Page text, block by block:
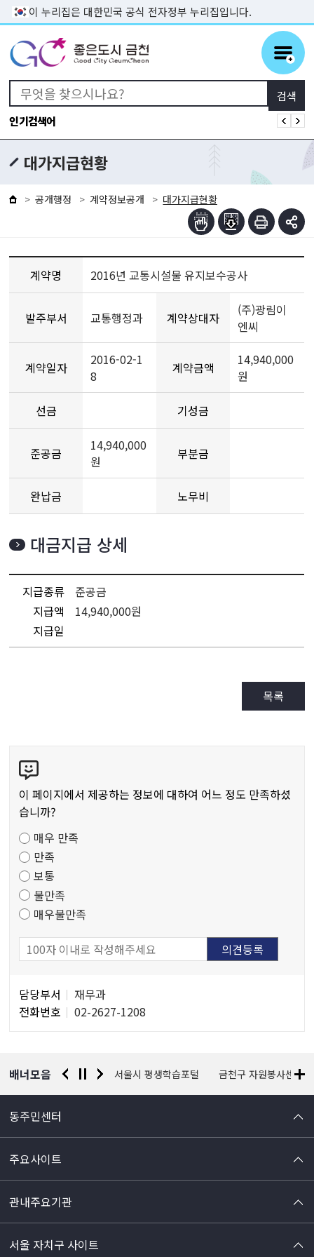
본문 바로가기
이 누리집은 대한민국 공식 전자정부 누리집입니다.
인기검색어
대가지급현황
공개행정 계약정보공개 대가지급현황
계약명 2016년 교통시설물 유지보수공사
발주부서 교통행정과 계약상대자
(주)광림이
엔씨
계약일자
2016-02-1
8
계약금액
14,940,000
원
선금 기성금
준공금
14,940,000
원
부분금
완납금 노무비
대금지급 상세
지급종류
준공금
지급액
14,940,000원
지급일
목록
텐
츠
만
도
조
사
이 페이지에서 제공하는 정보에 대하여 어느 정도 만족하셨
습니까?
매우 만족
만족
보통
불만족
매우불만족
당
자
담당부서
재무과
전화번호
02-2627-1208
배너모음
찰청 유실물 통합포털 서울시 평생학습포털 금천구 자원봉사센터
동주민센터
주요사이트
관내주요기관
서울 자치구 사이트